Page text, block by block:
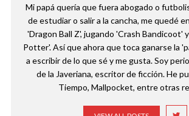
Mi papá quería que fuera abogado o
de estudiar o salir a la cancha, me quedé
'Dragon Ball Z', jugando 'Crash Bandicoot'
Potter'. Así que ahora que toca ganarse la
a escribir de lo que sé y me gusta. Soy
de la Javeriana, escritor de ficción. He
Tiempo, Mallpocket, entre otras